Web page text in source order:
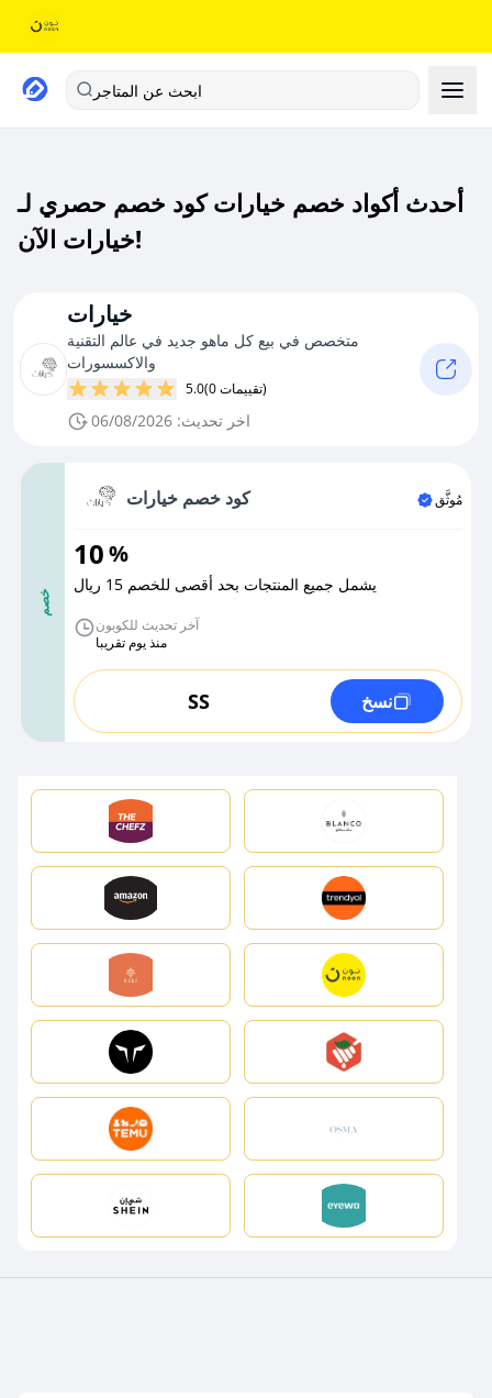
ابحث عن المتاجر
أحدث أكواد خصم خيارات كود خصم حصري لـ
خيارات الآن!
خيارات
متخصص في بيع كل ماهو جديد في عالم التقنية
والاكسسورات
5.0 (0 تقييمات)
اخر تحديث: 06/08/2026
خصم
كود خصم خيارات مُوثَّق
10%
يشمل جميع المنتجات بحد أقصى للخصم 15 ريال
آخر تحديث للكوبون
منذ يوم تقريبا
SS نسخ